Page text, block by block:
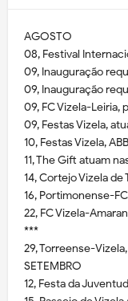
AGOSTO
08, Festival
09, Inauguração
09, Inauguração
09, FC Vizela-Leiria,
09, Festas Vizela,
10, Festas Vizela,
11, The Gift atuam
14, Cortejo Vizela de
16, Portimonense-
22, FC Vizela-
***
29, Torreense-
SETEMBRO
12, Festa da